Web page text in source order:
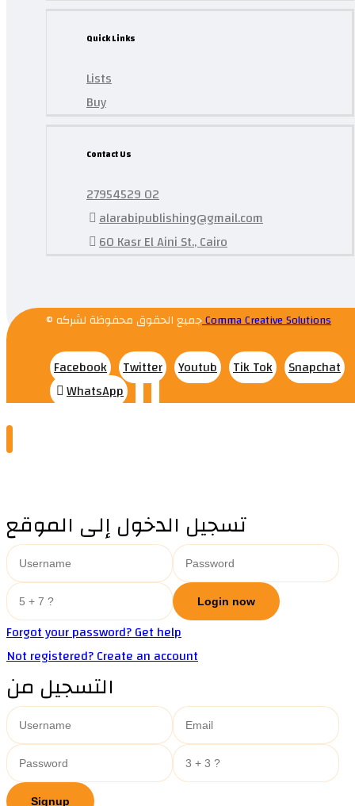
Quick Links
Lists
Buy
Contact Us
27954529 02
alarabipublishing@gmail.com
60 Kasr El Aini St., Cairo
© جميع الحقوق محفوظة لشركهComma Creative Solutions
Facebook Twitter Youtub Tik Tok
Snapchat
WhatsApp
تسجيل الدخول إلى الموقع
Forgot your password? Get help
Not registered? Create an account
التسجيل من